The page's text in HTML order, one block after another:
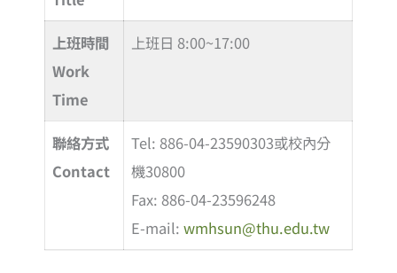
上班時間
Work
Time
上班日 8:00~17:00
聯絡方式
Contact
Tel: 886-04-23590303或校內分
機30800
Fax: 886-04-23596248
E-mail: wmhsun@thu.edu.tw